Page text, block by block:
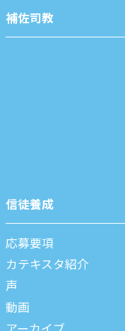
補佐司教
信徒養成
応募要項
カテキスタ紹介
声
動画